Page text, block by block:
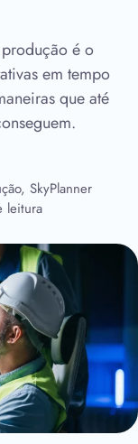
é o
em tempo
que até
SkyPlanner
leitura